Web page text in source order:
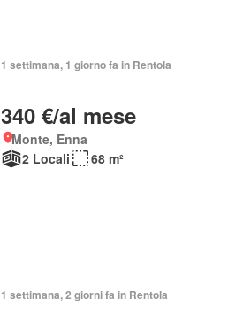
1 settimana, 1 giorno fa in Rentola
340 €/al mese
Monte, Enna
2 Locali
68 m²
1 settimana, 2 giorni fa in Rentola